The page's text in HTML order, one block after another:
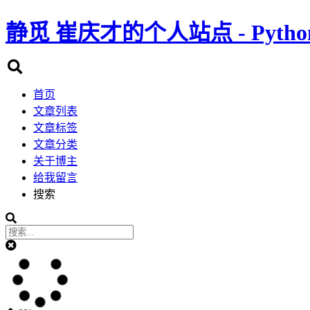
静觅 崔庆才的个人站点 -
首页
文章列表
文章标签
文章分类
关于博主
给我留言
搜索